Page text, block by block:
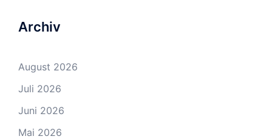
Archiv
August 2026
Juli 2026
Juni 2026
Mai 2026